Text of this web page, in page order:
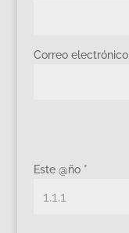
Correo electrónico
Este @ño *